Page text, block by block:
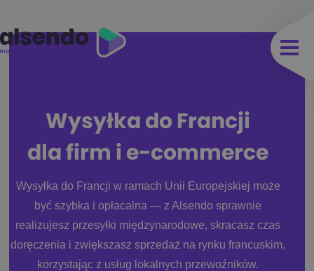
Wysyłka do Francji
dla firm i e-commerce
Wysyłka do Francji w ramach Unii Europejskiej może
być szybka i opłacalna — z Alsendo sprawnie
realizujesz przesyłki międzynarodowe, skracasz czas
doręczenia i zwiększasz sprzedaż na rynku francuskim,
korzystając z usług lokalnych przewoźników.